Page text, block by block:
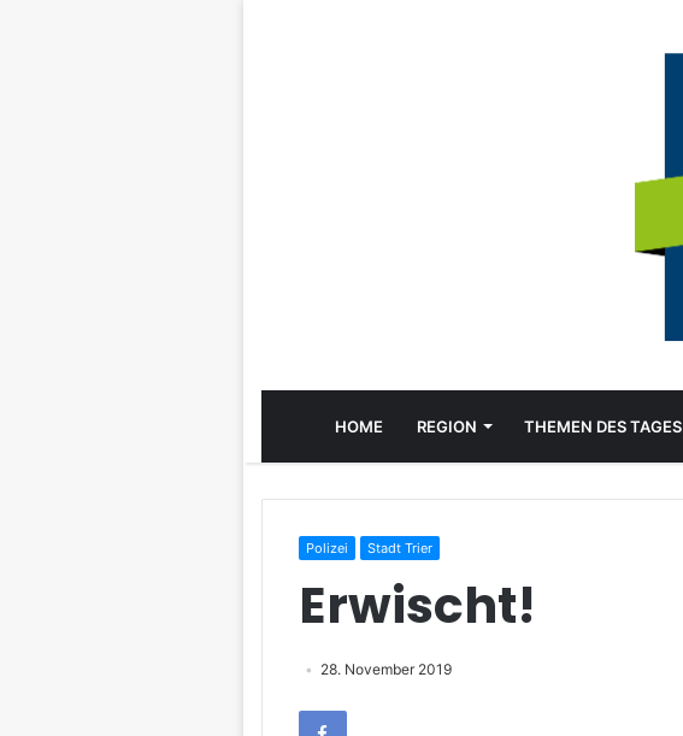
HOME REGION THEMEN DES TAGES
Polizei Stadt Trier
Erwischt!
28. November 2019